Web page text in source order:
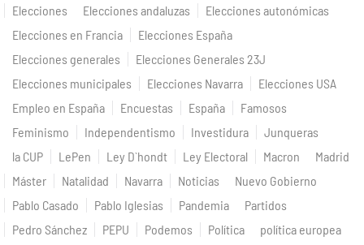
Elecciones
Elecciones andaluzas
Elecciones autonómicas
Elecciones en Francia
Elecciones España
Elecciones generales
Elecciones Generales 23J
Elecciones municipales
Elecciones Navarra
Elecciones USA
Empleo en España
Encuestas España
Famosos
Feminismo
Independentismo Investidura
Junqueras
la CUP
LePen Ley D`hondt Ley Electoral Macron
Madrid
Máster
Natalidad Navarra Noticias
Nuevo Gobierno
Pablo Casado
Pablo Iglesias Pandemia
Partidos
Pedro Sánchez
PEPU Podemos Política
política europea